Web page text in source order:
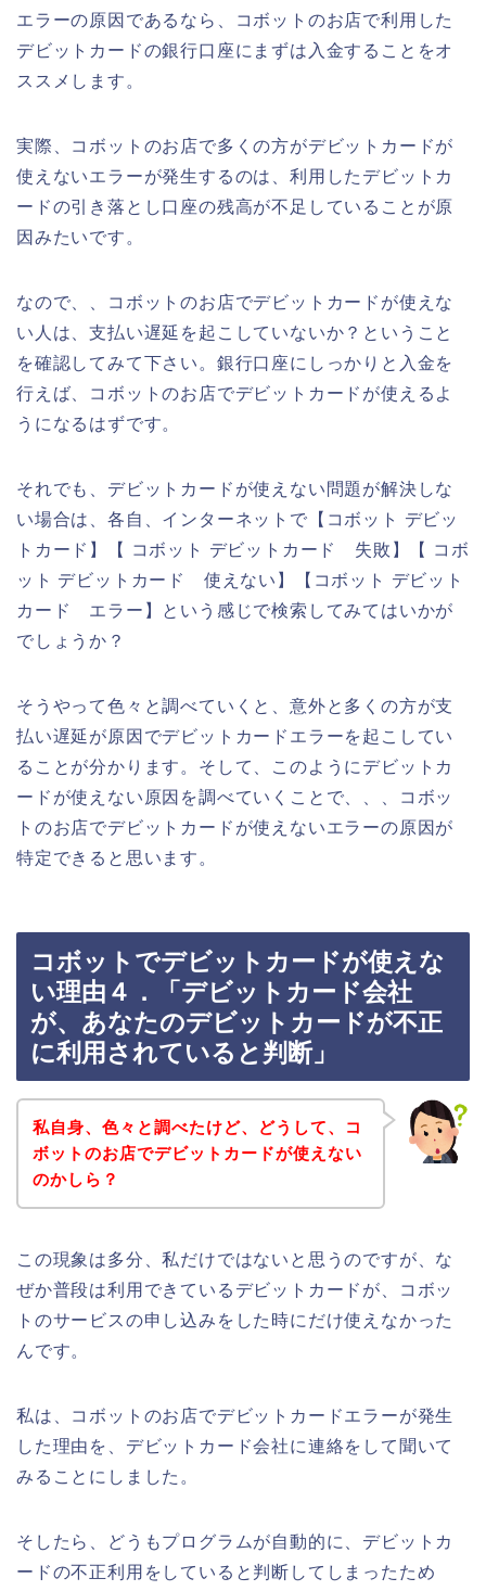
エラーの原因であるなら、コボットのお店で利用した
デビットカードの銀行口座にまずは入金することをオ
ススメします。
実際、コボットのお店で多くの方がデビットカードが
使えないエラーが発生するのは、利用したデビットカ
ードの引き落とし口座の残高が不足していることが原
因みたいです。
なので、、コボットのお店でデビットカードが使えな
い人は、支払い遅延を起こしていないか？ということ
を確認してみて下さい。銀行口座にしっかりと入金を
行えば、コボットのお店でデビットカードが使えるよ
うになるはずです。
それでも、デビットカードが使えない問題が解決しな
い場合は、各自、インターネットで【コボット デビッ
トカード】【 コボット デビットカード 失敗】【 コボ
ット デビットカード 使えない】【コボット デビット
カード エラー】という感じで検索してみてはいかが
でしょうか？
そうやって色々と調べていくと、意外と多くの方が支
払い遅延が原因でデビットカードエラーを起こしてい
ることが分かります。そして、このようにデビットカ
ードが使えない原因を調べていくことで、、、コボッ
トのお店でデビットカードが使えないエラーの原因が
特定できると思います。
コボットでデビットカードが使えな
い理由４．「デビットカード会社
が、あなたのデビットカードが不正
に利用されていると判断」
私自身、色々と調べたけど、どうして、コ
ボットのお店でデビットカードが使えない
のかしら？
この現象は多分、私だけではないと思うのですが、な
ぜか普段は利用できているデビットカードが、コボッ
トのサービスの申し込みをした時にだけ使えなかった
んです。
私は、コボットのお店でデビットカードエラーが発生
した理由を、デビットカード会社に連絡をして聞いて
みることにしました。
そしたら、どうもプログラムが自動的に、デビットカ
ードの不正利用をしていると判断してしまったため